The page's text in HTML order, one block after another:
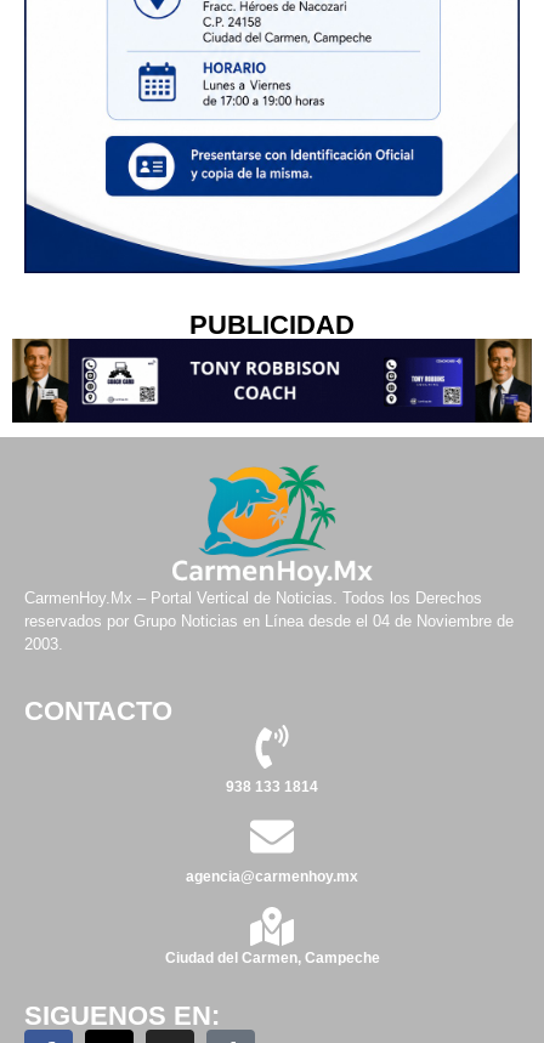
PUBLICIDAD
CarmenHoy.Mx – Portal Vertical de Noticias. Todos los Derechos
reservados por Grupo Noticias en Línea desde el 04 de Noviembre de
2003.
CONTACTO
938 133 1814
agencia@carmenhoy.mx
Ciudad del Carmen, Campeche
SIGUENOS EN: